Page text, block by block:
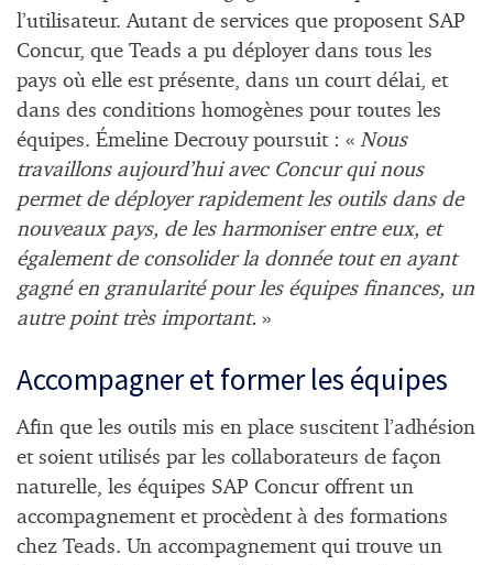
l’utilisateur. Autant de services que proposent SAP
Concur, que Teads a pu déployer dans tous les
pays où elle est présente, dans un court délai, et
dans des conditions homogènes pour toutes les
équipes. Émeline Decrouy poursuit : « Nous
travaillons aujourd’hui avec Concur qui nous
permet de déployer rapidement les outils dans de
nouveaux pays, de les harmoniser entre eux, et
également de consolider la donnée tout en ayant
gagné en granularité pour les équipes finances, un
autre point très important. »
Accompagner et former les équipes
Afin que les outils mis en place suscitent l’adhésion
et soient utilisés par les collaborateurs de façon
naturelle, les équipes SAP Concur offrent un
accompagnement et procèdent à des formations
chez Teads. Un accompagnement qui trouve un